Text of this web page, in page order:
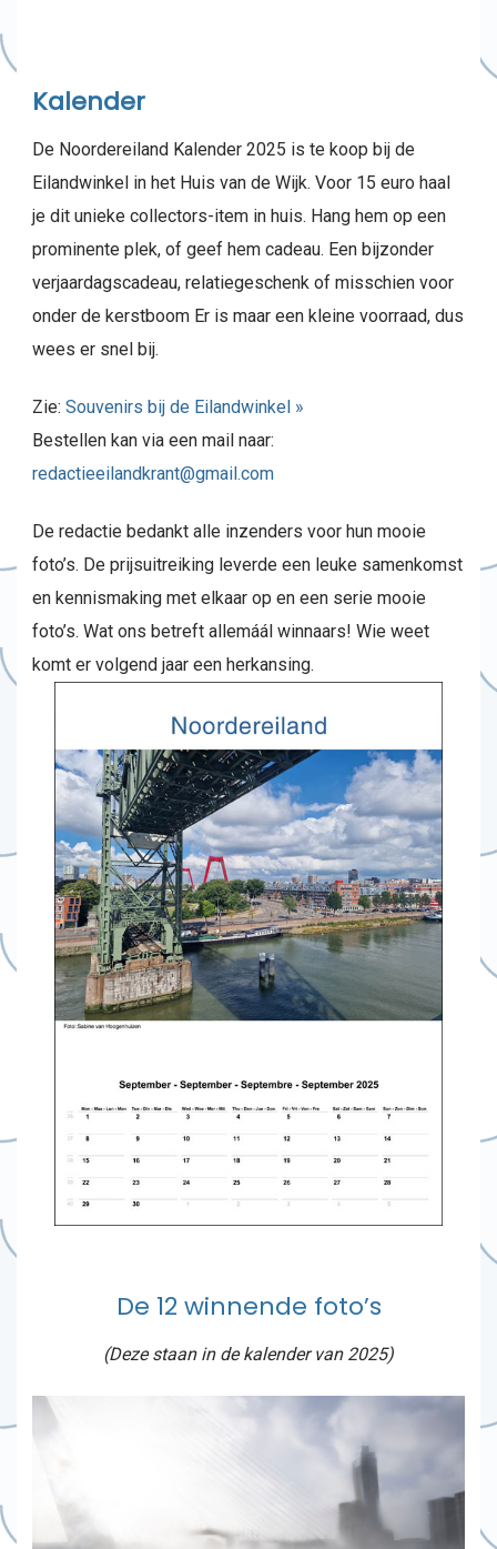
Kalender
De Noordereiland Kalender 2025 is te koop bij de
Eilandwinkel in het Huis van de Wijk. Voor 15 euro haal
je dit unieke collectors-item in huis. Hang hem op een
prominente plek, of geef hem cadeau. Een bijzonder
verjaardagscadeau, relatiegeschenk of misschien voor
onder de kerstboom Er is maar een kleine voorraad, dus
wees er snel bij.
Zie: Souvenirs bij de Eilandwinkel »
Bestellen kan via een mail naar:
redactieeilandkrant@gmail.com
De redactie bedankt alle inzenders voor hun mooie
foto’s. De prijsuitreiking leverde een leuke samenkomst
en kennismaking met elkaar op en een serie mooie
foto’s. Wat ons betreft allemáál winnaars! Wie weet
komt er volgend jaar een herkansing.
De 12 winnende foto’s
(Deze staan in de kalender van 2025)